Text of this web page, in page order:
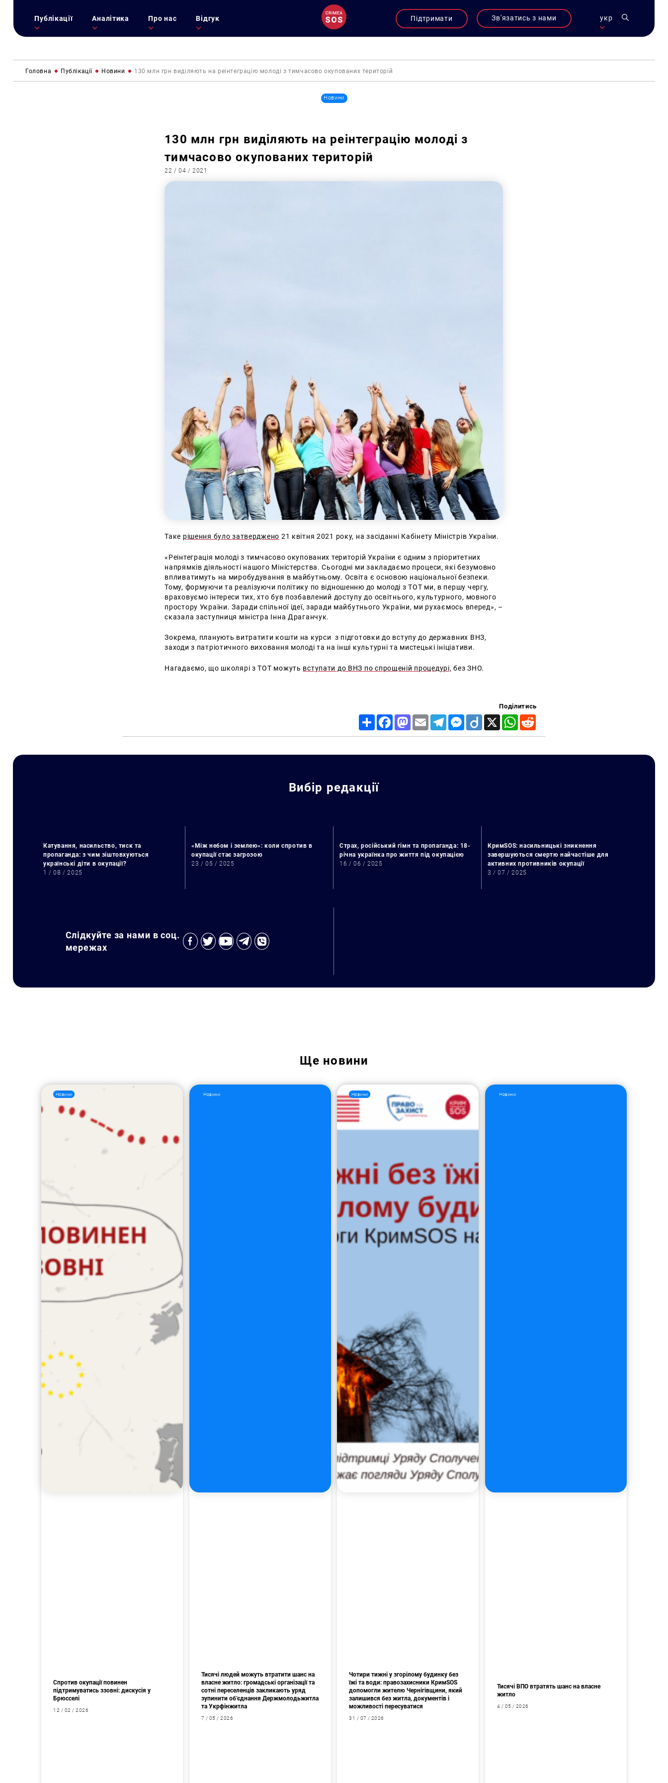
Публікації Аналітика Про нас Відгук Підтримати Зв'язатись з нами укр
Головна Публікації Новини 130 млн грн виділяють на реінтеграцію молоді з тимчасово окупованих територій
Новини
130 млн грн виділяють на реінтеграцію молоді з
тимчасово окупованих територій
22 / 04 / 2021
Таке рішення було затверджено 21 квітня 2021 року, на засіданні Кабінету Міністрів України.
«Реінтеграція молоді з тимчасово окупованих територій України є одним з пріоритетних
напрямків діяльності нашого Міністерства. Сьогодні ми закладаємо процеси, які безумовно
впливатимуть на миробудування в майбутньому. Освіта є основою національної безпеки.
Тому, формуючи та реалізуючи політику по відношенню до молоді з ТОТ ми, в першу чергу,
враховуємо інтереси тих, хто був позбавлений доступу до освітнього, культурного, мовного
простору України. Заради спільної ідеї, заради майбутнього України, ми рухаємось вперед», –
сказала заступниця міністра Інна Драганчук.
Зокрема, планують витратити кошти на курси з підготовки до вступу до державних ВНЗ,
заходи з патріотичного виховання молоді та на інші культурні та мистецькі ініціативи.
Нагадаємо, що школярі з ТОТ можуть вступати до ВНЗ по спрощеній процедурі, без ЗНО.
Поділитись
Share FacebookMastodon
Email TelegramMessenger
Diigo X WhatsApp
Вибір редакції
Катування, насильство, тиск та
пропаганда: з чим зіштовхуються
українські діти в окупації?
1 / 08 / 2025
«Між небом і землею»: коли спротив в
окупації стає загрозою
23 / 05 / 2025
Страх, російський гімн та пропаганда: 18-
річна українка про життя під окупацією
16 / 06 / 2025
КримSOS: насильницькі зникнення
завершуються смертю найчастіше для
активних противників окупації
3 / 07 / 2025
Слідкуйте за нами в соц.
мережах
Ще новини
Новини
Спротив окупації повинен
підтримуватись ззовні: дискусія у
Брюсселі
12 / 02 / 2026
Новини
Тисячі людей можуть втратити шанс на
власне житло: громадські організації та
сотні переселенців закликають уряд
зупинити об’єднання Держмолодьжитла
та Укрфінжитла
7 / 05 / 2026
Новини
Чотири тижні у згорілому будинку без
їжі та води: правозахисники КримSOS
допомогли жителю Чернігівщини, який
залишився без житла, документів і
можливості пересуватися
31 / 07 / 2026
Новини
Тисячі ВПО втратять шанс на власне
житло
4 / 05 / 2026